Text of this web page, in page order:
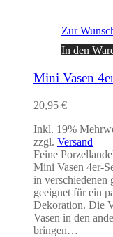
Zur
In den
Mini Vasen
20,95 €
Inkl. 19%
zzgl. Versand
Feine
Mini Vasen 4er-
in verschiedenen
geeignet für ein
Dekoration. Die
Vasen in den
bringen…